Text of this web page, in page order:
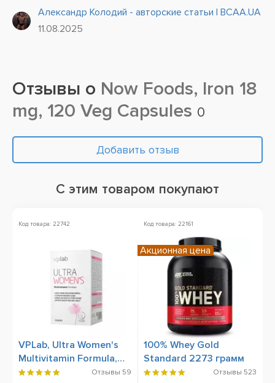
которую вы даже вряд ли заподозрите. Речь идет о
дефиците железа.
Александр Колодий - авторские статьи | BCAA.UA
11.08.2025
Отзывы о Now Foods, Iron 18
mg, 120 Veg Capsules 0
Добавить отзыв
С этим товаром покупают
Код товара: 22742
VPLab, Ultra Women's
Multivitamin Formula,
90 Caplets
Отзывы 59
Код товара: 22161
100% Whey Gold
Standard 2273 грамм
Отзывы 523
Акционная цена